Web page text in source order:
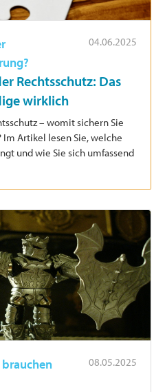
04.06.2025
Rechtsschutz: Das
wirklich
– womit sichern Sie
Im Artikel lesen Sie, welche
und wie Sie sich umfassend
08.05.2025
brauchen